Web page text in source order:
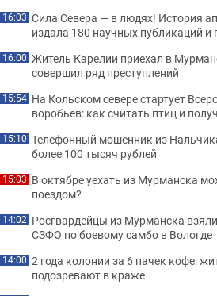
16:03 Сила Севера — в людях! История
издала 180 научных публикаций и
16:00 Житель Карелии приехал в
совершил ряд преступлений
15:54 На Кольском севере стартует
воробьев: как считать птиц и
15:10 Телефонный мошенник из
более 100 тысяч рублей
15:03 В октябре уехать из Мурманска
поездом?
14:02 Росгвардейцы из Мурманска
СЗФО по боевому самбо в Вологде
14:00 2 года колонии за 6 пачек кофе:
подозревают в краже